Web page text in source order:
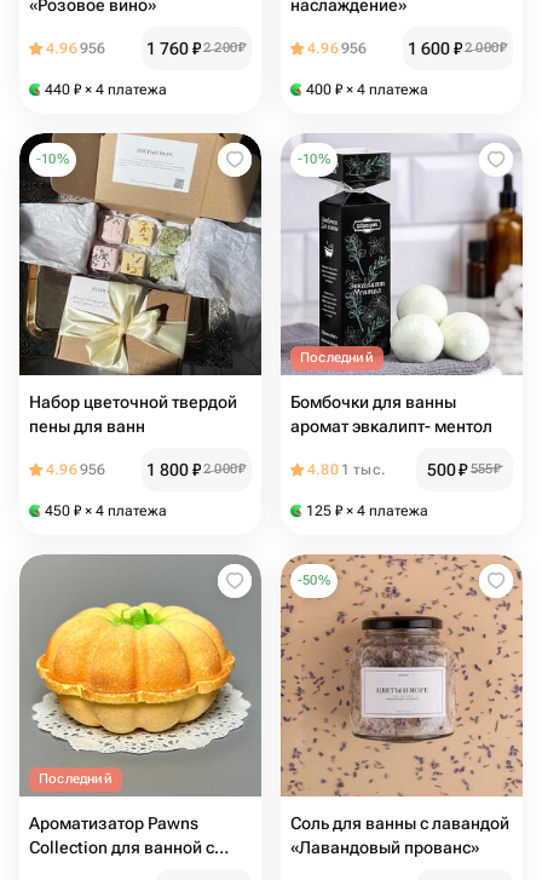
«Розовое вино»
4.96956 1 760₽2 200₽
440 ₽ × 4 платежа
наслаждение»
4.96956 1 600₽2 000₽
400 ₽ × 4 платежа
-10%
Набор цветочной твердой
пены для ванн
4.96956 1 800₽2 000₽
450 ₽ × 4 платежа
-10%
Последний
Бомбочки для ванны
аромат эвкалипт- ментол
4.80 1 тыс. 500₽ 555₽
125 ₽ × 4 платежа
Последний
Ароматизатор Pawns
Collection для ванной с
-50%
Соль для ванны с лавандой
«Лавандовый прованс»